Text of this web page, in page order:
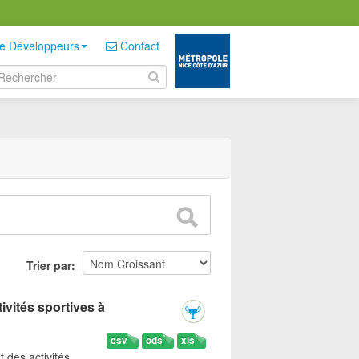
Développeurs Contact
Trier par
sportives à
xls
ods
csv